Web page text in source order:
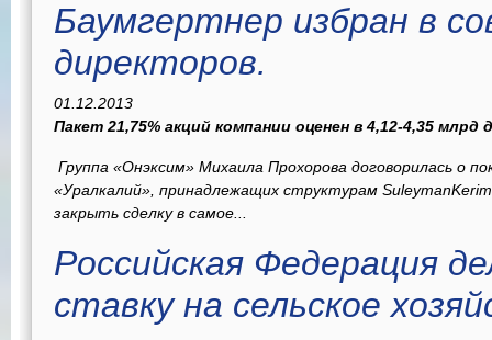
Баумгертнер избран в
директоров.
01.12.2013
Пакет 21,75% акций компании оценен в 4,12-4,35 млрд
Группа «Онэксим» Михаила Прохорова договорилась о
«Уралкалий», принадлежащих структурам
закрыть сделку в самое...
Российская Федерация
ставку на сельское